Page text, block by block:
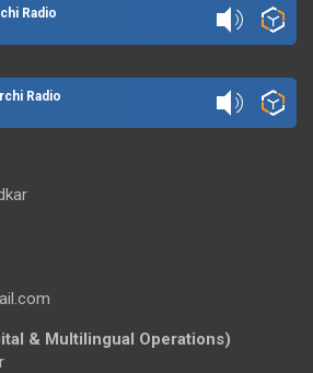
Radio
Radio
& Multilingual Operations)